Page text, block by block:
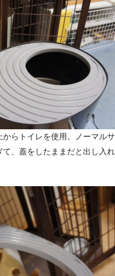
からトイレを使用。ノーマルサ
、蓋をしたままだと出し入れ